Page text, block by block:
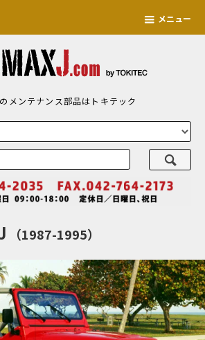
メニュー
メンテナンス部品はトキテック
（1987-1995）